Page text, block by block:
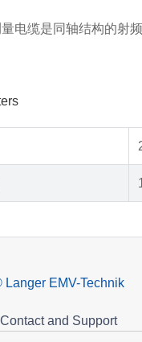
量电缆是同轴结构的射
Langer EMV-Technik
Contact and Support